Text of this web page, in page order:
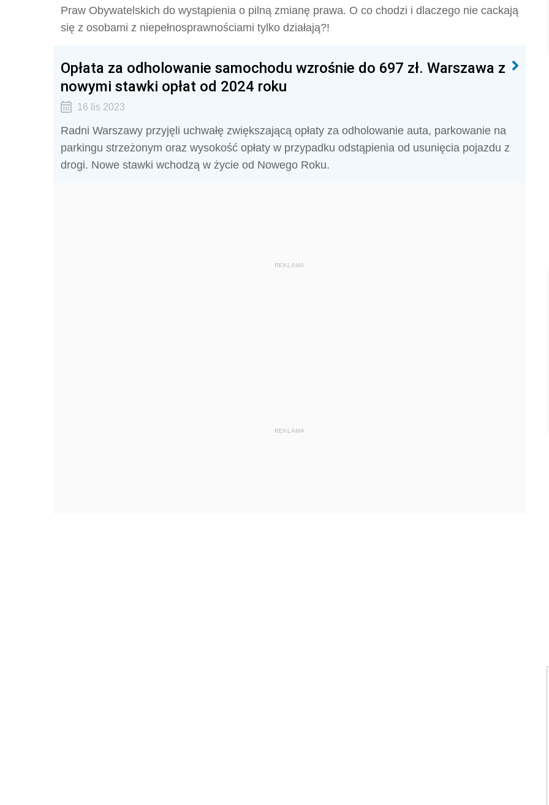
Praw Obywatelskich do wystąpienia o pilną zmianę prawa. O co chodzi i dlaczego nie cackają
się z osobami z niepełnosprawnościami tylko działają?!
Opłata za odholowanie samochodu wzrośnie do 697 zł. Warszawa z
nowymi stawki opłat od 2024 roku
16 lis 2023
Radni Warszawy przyjęli uchwałę zwiększającą opłaty za odholowanie auta, parkowanie na
parkingu strzeżonym oraz wysokość opłaty w przypadku odstąpienia od usunięcia pojazdu z
drogi. Nowe stawki wchodzą w życie od Nowego Roku.
REKLAMA
REKLAMA